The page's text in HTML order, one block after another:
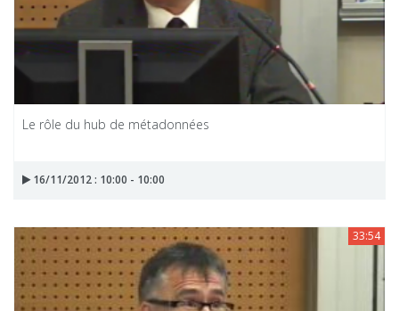
Le rôle du hub de métadonnées
16/11/2012 : 10:00 - 10:00
33:54